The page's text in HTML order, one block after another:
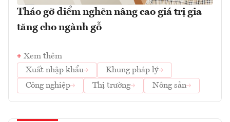
Tháo gỡ điểm nghẽn nâng cao giá trị gia
tăng cho ngành gỗ
Xem thêm
Xuất nhập khẩu
Khung pháp lý
Công nghiệp
Thị trường Nông sản